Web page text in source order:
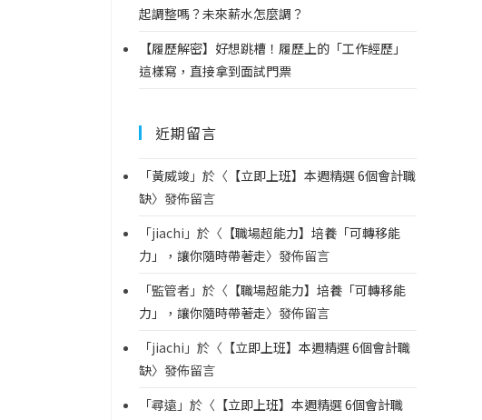
起調整嗎？未來薪水怎麼調？
【履歷解密】好想跳槽！履歷上的「工作經歷」
這樣寫，直接拿到面試門票
近期留言
「黃威竣 」於〈 【立即上班】本週精選 6個會計職
缺〉發佈留言
「jiachi 」於〈 【職場超能力】培養「可轉移能
力」，讓你隨時帶著走〉發佈留言
「監管者 」於〈 【職場超能力】培養「可轉移能
力」，讓你隨時帶著走〉發佈留言
「jiachi 」於〈 【立即上班】本週精選 6個會計職
缺〉發佈留言
「尋遠 」於〈 【立即上班】本週精選 6個會計職